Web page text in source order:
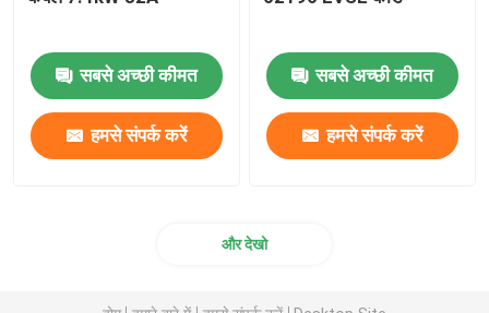
सबसे अच्छी कीमत
हमसे संपर्क करें
सबसे अच्छी कीमत
हमसे संपर्क करें
और देखो